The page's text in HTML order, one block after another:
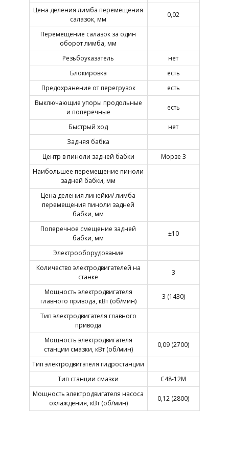
Цена деления лимба перемещения
салазок, мм
0,02
Перемещение салазок за один
оборот лимба, мм
Резьбоуказатель
нет
Блокировка
есть
Предохранение от перегрузок
есть
Выключающие упоры продольные
и поперечные
есть
Быстрый ход
нет
Задняя бабка
Центр в пиноли задней бабки
Морзе 3
Наибольшее перемещение пиноли
задней бабки, мм
Цена деления линейки/ лимба
перемещения пиноли задней
бабки, мм
Поперечное смещение задней
бабки, мм
±10
Электрооборудование
Количество электродвигателей на
станке
3
Мощность электродвигателя
главного привода, кВт (об/мин)
3 (1430)
Тип электродвигателя главного
привода
Мощность электродвигателя
станции смазки, кВт (об/мин)
0,09 (2700)
Тип электродвигателя гидростанции
Тип станции смазки
С48-12М
Мощность электродвигателя насоса
охлаждения, кВт (об/мин)
0,12 (2800)